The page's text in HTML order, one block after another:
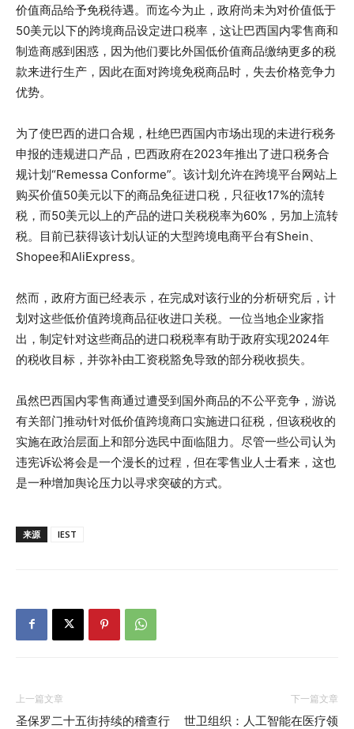
价值商品给予免税待遇。而迄今为止，政府尚未为对价值低于
50美元以下的跨境商品设定进口税率，这让巴西国内零售商和
制造商感到困惑，因为他们要比外国低价值商品缴纳更多的税
款来进行生产，因此在面对跨境免税商品时，失去价格竞争力
优势。
为了使巴西的进口合规，杜绝巴西国内市场出现的未进行税务
申报的违规进口产品，巴西政府在2023年推出了进口税务合
规计划“Remessa Conforme”。该计划允许在跨境平台网站上
购买价值50美元以下的商品免征进口税，只征收17%的流转
税，而50美元以上的产品的进口关税税率为60%，另加上流转
税。目前已获得该计划认证的大型跨境电商平台有Shein、
Shopee和AliExpress。
然而，政府方面已经表示，在完成对该行业的分析研究后，计
划对这些低价值跨境商品征收进口关税。一位当地企业家指
出，制定针对这些商品的进口税税率有助于政府实现2024年
的税收目标，并弥补由工资税豁免导致的部分税收损失。
虽然巴西国内零售商通过遭受到国外商品的不公平竞争，游说
有关部门推动针对低价值跨境商口实施进口征税，但该税收的
实施在政治层面上和部分选民中面临阻力。尽管一些公司认为
违宪诉讼将会是一个漫长的过程，但在零售业人士看来，这也
是一种增加舆论压力以寻求突破的方式。
来源 IEST
上一篇文章
圣保罗二十五街持续的稽查行
下一篇文章
世卫组织：人工智能在医疗领